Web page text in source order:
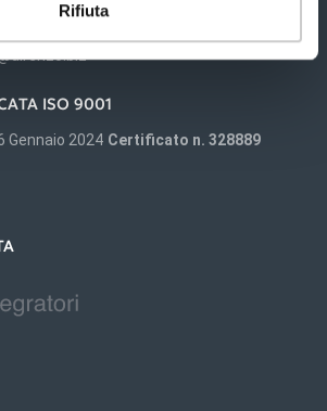
Rifiuta
ISO 9001
Gennaio 2024 Certificato n. 328889